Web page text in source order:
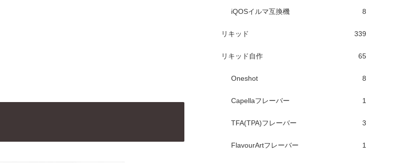
iQOSイルマ互換機 8
リキッド 339
リキッド自作 65
Oneshot 8
Capellaフレーバー 1
TFA(TPA)フレーバー 3
FlavourArtフレーバー 1